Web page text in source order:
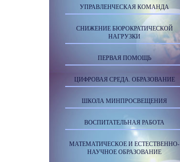
УПРАВЛЕНЧЕСКАЯ КОМАНДА
СНИЖЕНИЕ БЮРОКРАТИЧЕСКОЙ
НАГРУЗКИ
ПЕРВАЯ ПОМОЩЬ
ЦИФРОВАЯ СРЕДА. ОБРАЗОВАНИЕ
ШКОЛА МИНПРОСВЕЩЕНИЯ
ВОСПИТАТЕЛЬНАЯ РАБОТА
МАТЕМАТИЧЕСКОЕ И ЕСТЕСТВЕННО-
НАУЧНОЕ ОБРАЗОВАНИЕ